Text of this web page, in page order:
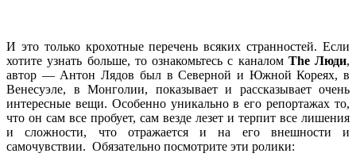
И это только крохотные перечень всяких странностей. Если
хотите узнать больше, то ознакомьтесь с каналом The Люди,
автор — Антон Лядов был в Северной и Южной Кореях, в
Венесуэле, в Монголии, показывает и рассказывает очень
интересные вещи. Особенно уникально в его репортажах то,
что он сам все пробует, сам везде лезет и терпит все лишения
и сложности, что отражается и на его внешности и
самочувствии. Обязательно посмотрите эти ролики: